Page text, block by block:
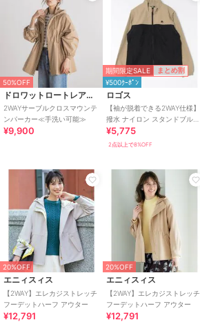
50%OFF
ドロワットロートレアモン
2WAYサーブルクロスマウンテ
ンパーカー≪手洗い可能≫
¥9,900
期間限定SALE まとめ割
¥500ｸｰﾎﾟﾝ
ロゴス
【袖が脱着できる2WAY仕様】
撥水 ナイロン スタンドブルゾ
ン
¥5,775
2点以上で8%OFF
20%OFF
エニィスィス
【2WAY】エレカジストレッチ
フーデットハーフ アウター
¥12,791
20%OFF
エニィスィス
【2WAY】エレカジストレッチ
フーデットハーフ アウター
¥12,791